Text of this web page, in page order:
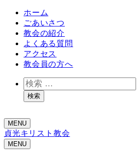
ホーム
ごあいさつ
教会の紹介
よくある質問
アクセス
教会員の方へ
検
索検索
MENU
貞光キリスト教会
MENU